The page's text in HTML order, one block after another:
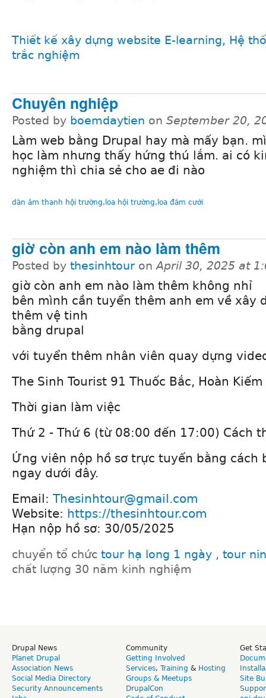
Thiết kế xây dựng website E-learning, Hệ
trắc nghiệm
Chuyên nghiệp
Posted by boemdaytien on September 20,
Làm web bằng Drupal hay mà mấy bạn.
học làm nhưng thấy hứng thú lắm. ai có
nghiệm thì chia sẻ cho ae đi nào
dàn âm thanh hội trường, loa hội trường, loa đám cưới
giờ còn anh em nào làm thêm
Posted by thesinhtour onApril 30, 2025 at
giờ còn anh em nào làm thêm không nhỉ
bên mình cần tuyển thêm anh em về xây
thêm vệ tinh
bằng drupal
với tuyển thêm nhân viên quay dựng
The Sinh Tourist​ 91 Thuốc Bắc, Hoàn Kiếm
Thời gian làm việc
Thứ 2 - Thứ 6 (từ 08:00 đến 17:00) Cách
Ứng viên nộp hồ sơ trực tuyến bằng cách
ngay dưới đây.
Email: Thesinhtour@gmail.com
Website: https://thesinhtour.com​
Hạn nộp hồ sơ: 30/05/2025
chuyển tổ chức tour hạ long 1 ngày , tour
chất lượng 30 năm kinh nghiệm
Drupal News
Planet Drupal
Association News
Social Media Directory
Security Announcements
Community
Getting Involved
Services, Training & Hosting
Groups & Meetups
DrupalCon
Get
Site